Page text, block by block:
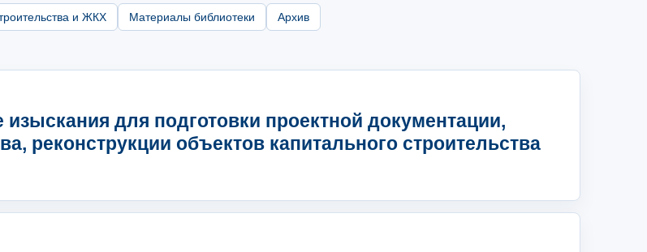
и ЖКХ Материалы библиотеки Архив
для подготовки проектной документации,
реконструкции объектов капитального строительства